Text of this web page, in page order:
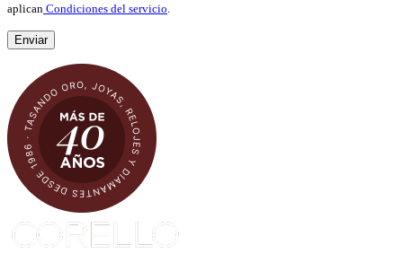
aplican Condiciones del servicio